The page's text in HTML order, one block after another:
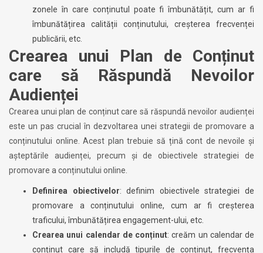
zonele în care conținutul poate fi îmbunătățit, cum ar fi
îmbunătățirea calității conținutului, creșterea frecvenței
publicării, etc.
Crearea unui Plan de Conținut
care să Răspundă Nevoilor
Audienței
Crearea unui plan de conținut care să răspundă nevoilor audienței
este un pas crucial în dezvoltarea unei strategii de promovare a
conținutului online. Acest plan trebuie să țină cont de nevoile și
așteptările audienței, precum și de obiectivele strategiei de
promovare a conținutului online.
Definirea obiectivelor: definim obiectivele strategiei de
promovare a conținutului online, cum ar fi creșterea
traficului, îmbunătățirea engagement-ului, etc.
Crearea unui calendar de conținut: creăm un calendar de
conținut care să includă tipurile de conținut, frecvența